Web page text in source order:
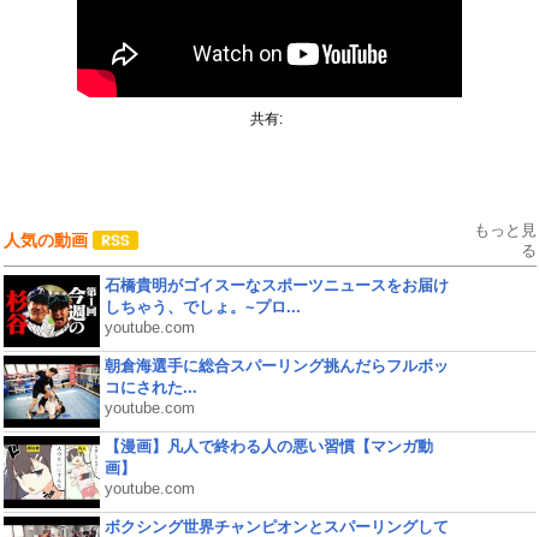
共有:
人気の動画
もっと見
る
石橋貴明がゴイスーなスポーツニュースをお届け
しちゃう、でしょ。~プロ...
youtube.com
朝倉海選手に総合スパーリング挑んだらフルボッ
コにされた...
youtube.com
【漫画】凡人で終わる人の悪い習慣【マンガ動
画】
youtube.com
ボクシング世界チャンピオンとスパーリングして